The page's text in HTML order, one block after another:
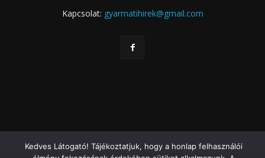
Kapcsolat: gyarmatihirek@gmail.com
Kedves Látogató! Tájékoztatjuk, hogy a honlap felhasználói